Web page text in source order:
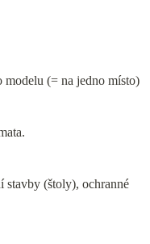
modelu (= na jedno místo)
stavby (štoly), ochranné